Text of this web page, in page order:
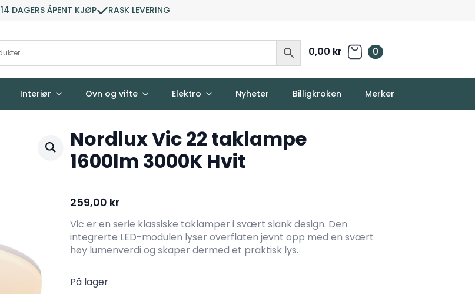
14 DAGERS ÅPENT KJØP RASK LEVERING
0,00 kr 0
Interiør Ovn og vifte Elektro Nyheter Billigkroken Merker
Nordlux Vic 22 taklampe
1600lm 3000K Hvit
259,00 kr
Vic er en serie klassiske taklamper i svært slank design. Den
integrerte LED-modulen lyser overflaten jevnt opp med en svært
høy lumenverdi og skaper dermed et praktisk lys.
På lager